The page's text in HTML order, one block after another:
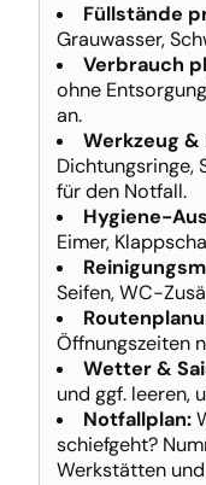
Füllstände
Grauwasser,
Verbrauch
ohne
an.
Werkzeug
Dichtungsringe,
für den Notfall.
Hygiene-
Eimer,
Seifen, WC-
Öffnungszeiten
Wetter &
und ggf. leeren,
Notfallplan:
schiefgeht?
Werkstätten